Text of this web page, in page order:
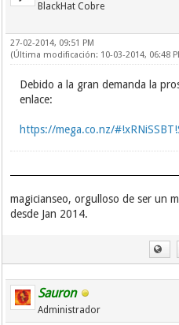
BlackHat Cobre
27-02-2014, 09:51 PM
(Última modificación: 10-03-2014, 06:48
Debido a la gran demanda la
enlace:
https://mega.co.nz/
magicianseo, orgulloso de ser un
desde Jan 2014.
Sauron
Administrador